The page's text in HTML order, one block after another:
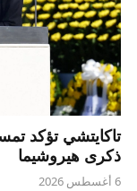
تاكايتشي تؤكد
ذكرى هيروشيما
6 أغسطس 2026